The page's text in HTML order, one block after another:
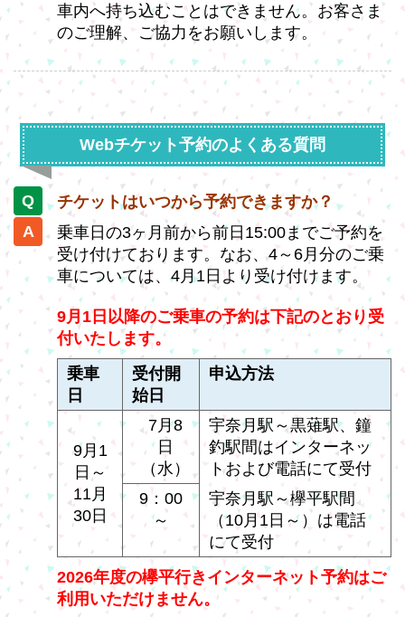
車内へ持ち込むことはできません。お客さま
のご理解、ご協力をお願いします。
Webチケット予約のよくある質問
チケットはいつから予約できますか？
乗車日の3ヶ月前から前日15:00までご予約を
受け付けております。なお、4～6月分のご乗
車については、4月1日より受け付けます。
9月1日以降のご乗車の予約は下記のとおり受
付いたします。
乗車
日
受付開
始日
申込方法
9月1
日～
11月
30日
7月8
日
（水）
宇奈月駅～黒薙駅、鐘
釣駅間はインターネッ
トおよび電話にて受付
9：00
～
宇奈月駅～欅平駅間
（10月1日～）は電話
にて受付
2026年度の欅平行きインターネット予約はご
利用いただけません。